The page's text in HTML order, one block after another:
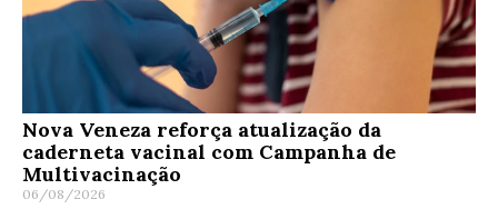
Nova Veneza reforça atualização da
caderneta vacinal com Campanha de
Multivacinação
06/08/2026